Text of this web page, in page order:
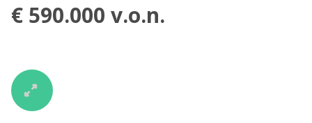
€ 590.000 v.o.n.